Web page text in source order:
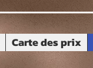
Carte des prix